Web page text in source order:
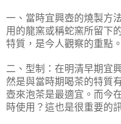
一、當時宜興壺的燒製方
用的龍窯或稱蛇窯所留下
特質，是今人觀察的重點。
二、型制：在明清早期宜
然是與當時期喝茶的特質
壺來泡茶是最適宜。而今
時使用？這也是很重要的